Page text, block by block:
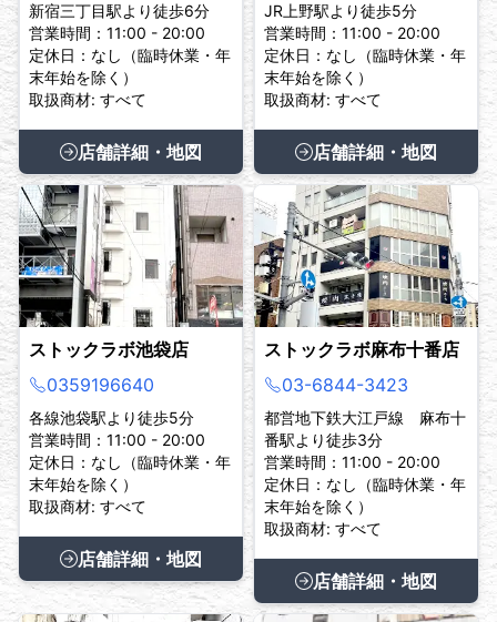
新宿三丁目駅より徒歩6分
営業時間：11:00 - 20:00
定休日：なし（臨時休業・年
末年始を除く）
取扱商材: すべて
店舗詳細・地図
JR上野駅より徒歩5分
営業時間：11:00 - 20:00
定休日：なし（臨時休業・年
末年始を除く）
取扱商材: すべて
店舗詳細・地図
ストックラボ池袋店
0359196640
各線池袋駅より徒歩5分
営業時間：11:00 - 20:00
定休日：なし（臨時休業・年
末年始を除く）
取扱商材: すべて
店舗詳細・地図
ストックラボ麻布十番店
03-6844-3423
都営地下鉄大江戸線 麻布十
番駅より徒歩3分
営業時間：11:00 - 20:00
定休日：なし（臨時休業・年
末年始を除く）
取扱商材: すべて
店舗詳細・地図